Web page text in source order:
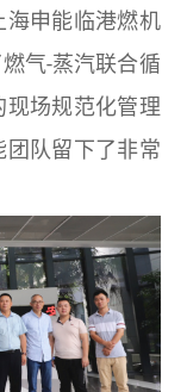
申能临港燃机
气-蒸汽联合循
场规范化管理
队留下了非常